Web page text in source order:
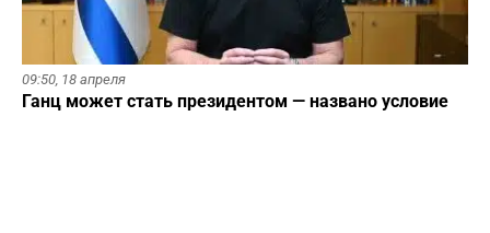
09:50, 18 апреля
Ганц может стать президентом — названо условие